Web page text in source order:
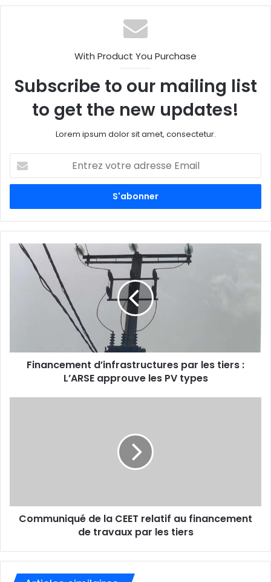
sit
e
With Product You Purchase
Subscribe to our mailing list
to get the new updates!
Lorem ipsum dolor sit amet, consectetur.
t
e
z
s
m
Financement d’infrastructures par les tiers :
L’ARSE approuve les PV types
Communiqué de la CEET relatif au financement
de travaux par les tiers